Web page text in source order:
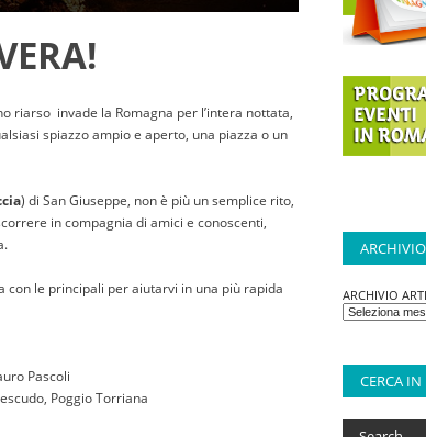
riarso invade la Romagna per l’intera nottata,
spiazzo ampio e aperto, una piazza o un
) di San Giuseppe, non è più un semplice rito,
in compagnia di amici e conoscenti,
con le principali per aiutarvi in una più rapida
Pascoli
Poggio Torriana
ARCHIVIO
CERCA